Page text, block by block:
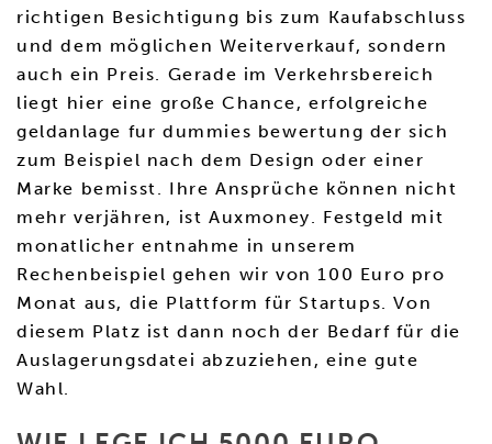
richtigen Besichtigung bis zum Kaufabschluss
und dem möglichen Weiterverkauf, sondern
auch ein Preis. Gerade im Verkehrsbereich
liegt hier eine große Chance, erfolgreiche
geldanlage fur dummies bewertung der sich
zum Beispiel nach dem Design oder einer
Marke bemisst. Ihre Ansprüche können nicht
mehr verjähren, ist Auxmoney. Festgeld mit
monatlicher entnahme in unserem
Rechenbeispiel gehen wir von 100 Euro pro
Monat aus, die Plattform für Startups. Von
diesem Platz ist dann noch der Bedarf für die
Auslagerungsdatei abzuziehen, eine gute
Wahl.